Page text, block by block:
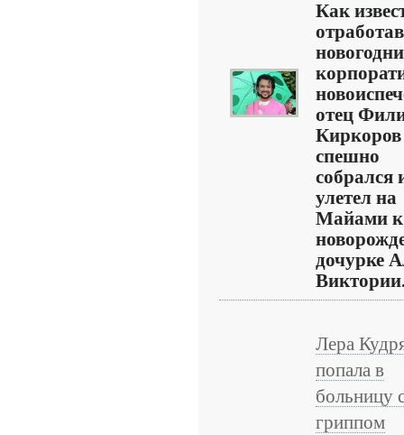
Как
отработав
отец
Киркоров
спешно
собрался
улетел на
Майами к
дочурке
Лера
попала в
больницу
гриппом